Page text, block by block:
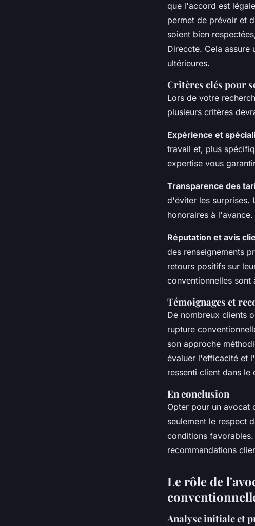
que l'accord est
permet de prévoir et
soient bien
Direccte. Cela assure
ultérieures.
Critères clés pour
Lors de votre
plusieurs critères
Expérience et
travail et, plus
expertise vous
Transparence des
d'éviter les surprises.
honoraires à l'avance.
Réputation et avis
des renseignements
retours positifs sur
conventionnelles sont
Témoignages et
De nombreux clients
rupture
son approche
évaluer l'efficacité et
ressenti client dans
En conclusion
Opter pour un avocat
seulement le respect
conditions
recommandations
Le rôle de
Analyse initiale et